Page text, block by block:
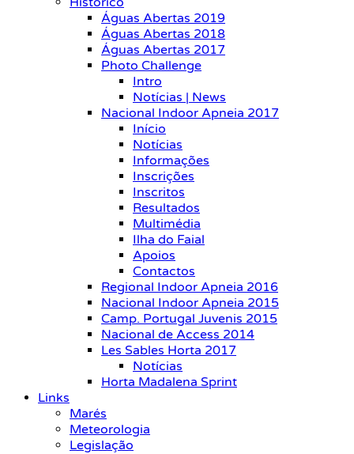
Águas Abertas 2019
Águas Abertas 2018
Águas Abertas 2017
Photo Challenge
Intro
Notícias | News
Nacional Indoor Apneia 2017
Início
Notícias
Informações
Inscrições
Inscritos
Resultados
Multimédia
Ilha do Faial
Apoios
Contactos
Regional Indoor Apneia 2016
Nacional Indoor Apneia 2015
Camp. Portugal Juvenis 2015
Nacional de Access 2014
Les Sables Horta 2017
Notícias
Horta Madalena Sprint
Links
Marés
Meteorologia
Legislação